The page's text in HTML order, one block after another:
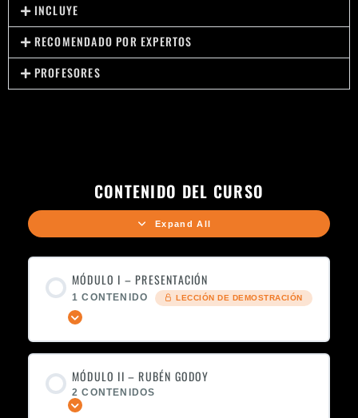
INCLUYE
RECOMENDADO POR EXPERTOS
PROFESORES
CONTENIDO DEL CURSO
Expand All
MÓDULO I – PRESENTACIÓN
1 CONTENIDO LECCIÓN DE DEMOSTRACIÓN
MÓDULO II – RUBÉN GODOY
2 CONTENIDOS